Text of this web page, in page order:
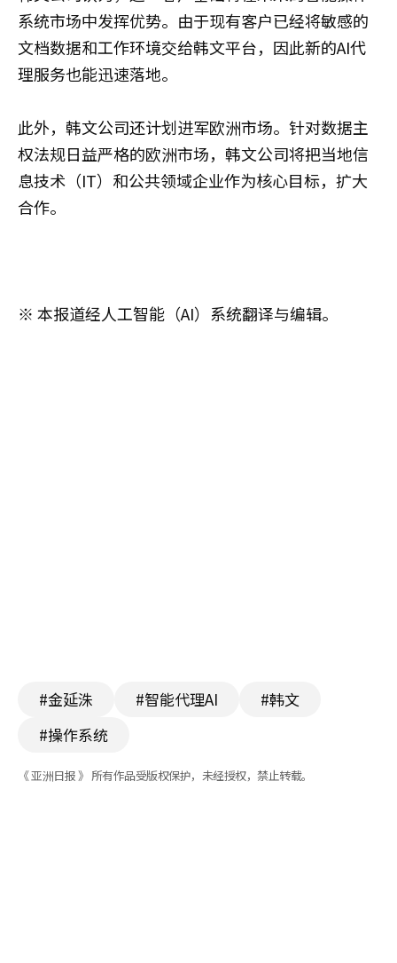
系统市场中发挥优势。由于现有客户已经将敏感的
文档数据和工作环境交给韩文平台，因此新的AI代
理服务也能迅速落地。
此外，韩文公司还计划进军欧洲市场。针对数据主
权法规日益严格的欧洲市场，韩文公司将把当地信
息技术（IT）和公共领域企业作为核心目标，扩大
合作。
※ 本报道经人工智能（AI）系统翻译与编辑。
#金延洙 #智能代理AI
#韩文
#操作系统
《 亚洲日报 》 所有作品受版权保护，未经授权，禁止转载。